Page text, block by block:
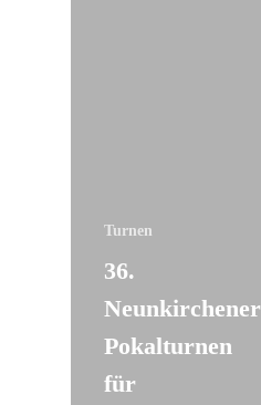
Turnen
36.
Neunkirchener
Pokalturnen
für